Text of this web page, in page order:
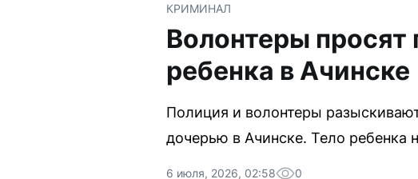
КРИМИНАЛ
Волонтеры
ребенка в Ачинске
Полиция и волонтеры
дочерью в Ачинске. Тело ребенка
6 июля, 2026, 02:58 0